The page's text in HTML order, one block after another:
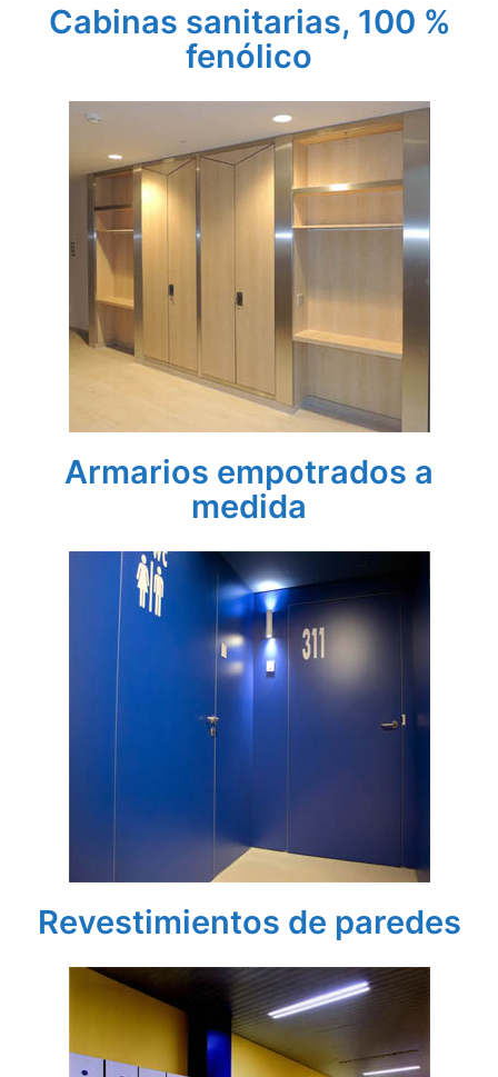
Cabinas sanitarias, 100 %
fenólico
Armarios empotrados a
medida
Revestimientos de paredes